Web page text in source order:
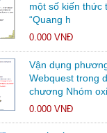
một số kiến thức
“Quang h
0.000 VNĐ
Vận dụng
Webquest trong
chương Nhóm
0.000 VNĐ